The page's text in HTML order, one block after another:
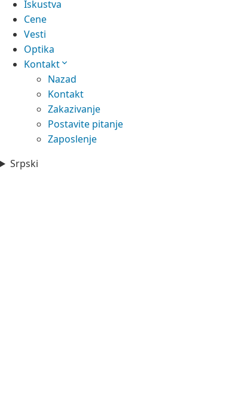
Iskustva
Cene
Vesti
Optika
Kontakt
Nazad
Kontakt
Zakazivanje
Postavite pitanje
Zaposlenje
Srpski